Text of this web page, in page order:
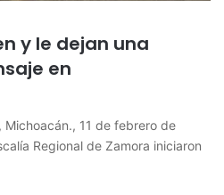
y le dejan una
en
Michoacán., 11 de febrero de
Regional de Zamora iniciaron